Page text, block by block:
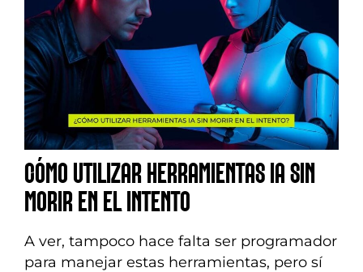
CÓMO UTILIZAR HERRAMIENTAS IA SIN
MORIR EN EL INTENTO
A ver, tampoco hace falta ser programador
para manejar estas herramientas, pero sí